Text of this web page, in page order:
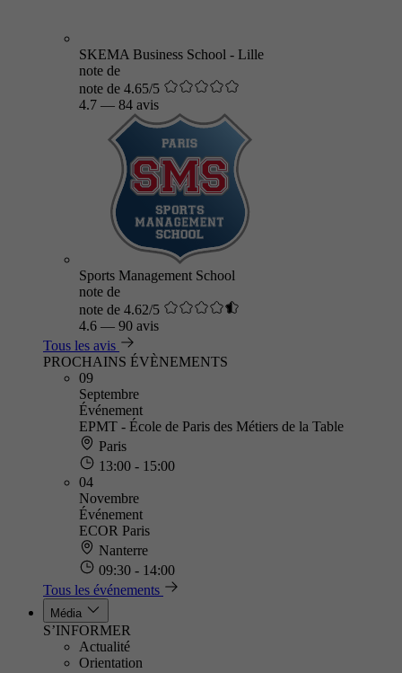
SKEMA Business School - Lille
note de
note de 4.65/5
4.7 — 84 avis
Sports Management School
note de
note de 4.62/5
4.6 — 90 avis
Tous les avis
PROCHAINS ÉVÈNEMENTS
09
Septembre
Événement
EPMT - École de Paris des Métiers de la Table
Paris
13:00 - 15:00
04
Novembre
Événement
ECOR Paris
Nanterre
09:30 - 14:00
Tous les événements
Média
S’INFORMER
Actualité
Orientation